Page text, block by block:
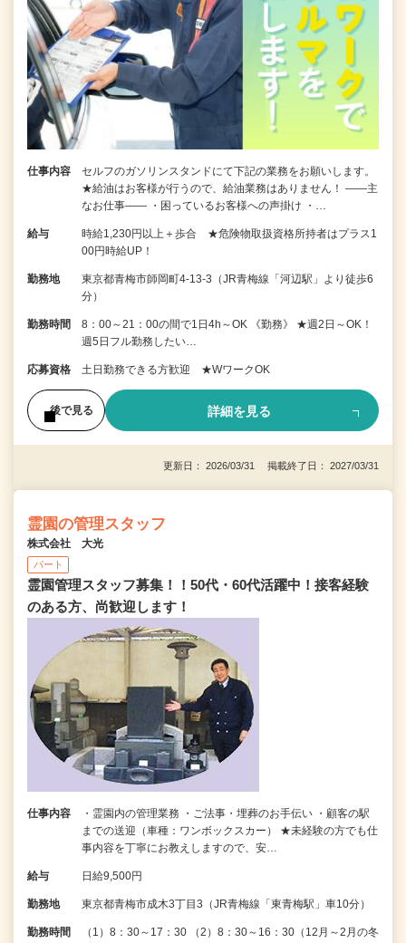
仕事内容
セルフのガソリンスタンドにて下記の業務をお願いします。
★給油はお客様が行うので、給油業務はありません！ ――主
なお仕事―― ・困っているお客様への声掛け ・…
給与
時給1,230円以上＋歩合 ★危険物取扱資格所持者はプラス1
00円時給UP！
勤務地
東京都青梅市師岡町4-13-3（JR青梅線「河辺駅」より徒歩6
分）
勤務時間
8：00～21：00の間で1日4h～OK 《勤務》 ★週2日～OK！
週5日フル勤務したい…
応募資格 土日勤務できる方歓迎 ★WワークOK
後で見る 詳細を見る
更新日： 2026/03/31 掲載終了日： 2027/03/31
霊園の管理スタッフ
株式会社 大光
パート
霊園管理スタッフ募集！！50代・60代活躍中！接客経験
のある方、尚歓迎します！
仕事内容
・霊園内の管理業務 ・ご法事・埋葬のお手伝い ・顧客の駅
までの送迎（車種：ワンボックスカー） ★未経験の方でも仕
事内容を丁寧にお教えしますので、安…
給与 日給9,500円
勤務地 東京都青梅市成木3丁目3（JR青梅線「東青梅駅」車10分）
勤務時間 （1）8：30～17：30 （2）8：30～16：30（12月～2月の冬